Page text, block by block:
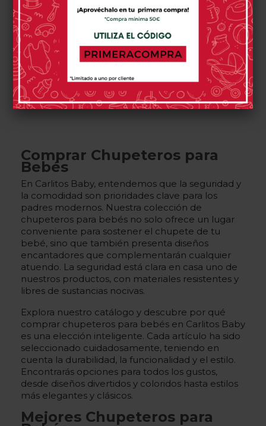
0 opinión(es)
Comprar
0 opinión(es)
Comprar
Has visto 10 de 10 productos
Comprar Chupeteros para
Bebés
En Carlitos Baby, entendemos que la seguridad y
la comodidad son prioridades clave para los
padres modernos. Nuestra colección de
chupeteros para bebés no solo ofrece un lugar
conveniente para sostener el chupete de tu
bebé, sino que también presenta diseños
encantadores que complementarán cualquier
atuendo. La seguridad está clara en casa uno de
nuestros productos, con materiales resistentes y
libres de sustancias nocivas.
Explora nuestro catálogo y descubre por qué
comprar chupeteros para bebés en Carlitos Baby
es una elección inteligente. Cada artículo ha sido
seleccionado cuidadosamente, teniendo en
cuenta la durabilidad, la funcionalidad y el estilo.
Encontrarás opciones para todos los gustos,
desde diseños divertidos y coloridos hasta estilos
más elegantes y clásicos.
Mejores Chupeteros para